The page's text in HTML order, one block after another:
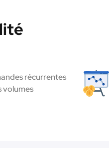
récurrentes
volumes